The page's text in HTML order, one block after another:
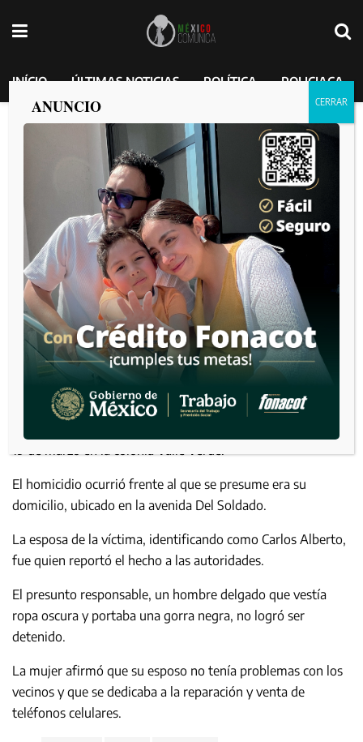
INÍCIO ÚLTIMAS NOTICIAS POLÍTICA POLICIACA
Matan a sujeto en Valle Verde
MEXICO COMUNICA 2025-03-20
El homicidio ocurrió frente al que se presume era su
domicilio, ubicado en la avenida Del Soldado.
La esposa de la víctima, identificando como Carlos Alberto,
fue quien reportó el hecho a las autoridades.
El presunto responsable, un hombre delgado que vestía
ropa oscura y portaba una gorra negra, no logró ser
detenido.
La mujer afirmó que su esposo no tenía problemas con los
vecinos y que se dedicaba a la reparación y venta de
teléfonos celulares.
ANUNCIO